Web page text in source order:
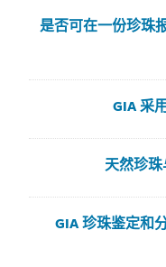
是否可在一份珍珠
GIA 采
天然珍珠
GIA 珍珠鉴定和